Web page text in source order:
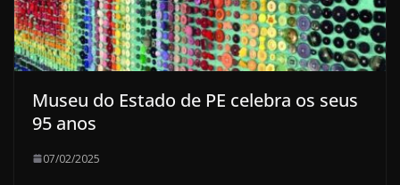
Museu do Estado de PE celebra os seus
95 anos
07/02/2025